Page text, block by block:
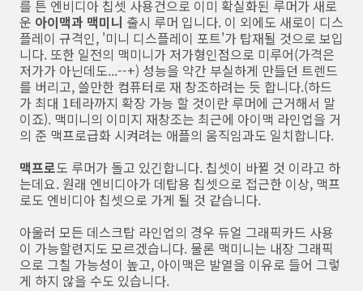
를 튼 엔비디아 칩셋 사용건으로 이미 확실화된 루머가 새로
운 아이맥과 맥미니 출시 루머 입니다. 이 외에도 새로이 디스
플레이 규격인, '미니 디스플레이 포트'가 탑재될 것으로 보입
니다. 또한 일전의 맥미니가 저가형인점으로 미루어(가격은
저가가 아닌데도...--+) 성능을 약간 부실하게 만들던 트렌드
를 버리고, 쓸만한 컴퓨터로 재 창조하려는 듯 합니다.(하드
가 최대 1테라까지 확장 가능 할 것이란 루머에 근거해서 말
이죠). 맥미니의 이미지 재창조는 최근에 아이맥 라인업을 거
의 준 맥프로급화 시켜려는 애플의 움직임과도 일치합니다.
맥프로도 루머가 돌고 있긴합니다. 칩셋이 바뀔 것 이라고 하
는데요. 원래 엔비디아가 데탑용 칩셋으로 접근한 이상, 맥프
로도 엔비디아 칩셋으로 가게 될 것 같습니다.
아울러 모든 데스크탑 라인업의 경우 듀얼 그래픽카드 사용
이 가능할련지도 모르겠습니다. 물론 맥미니는 내장 그래픽
으로 그칠 가능성이 높고, 아이맥은 발열을 이유로 들어 그렇
게 하지 않을 수도 있습니다.